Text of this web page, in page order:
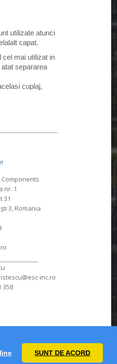
SUNT DE ACORD
utilizate atunci
capat.
cel mai utilizat in
separarea
cuplaj,
Components
nr. 1
31
3, Romania
inc.ro
358